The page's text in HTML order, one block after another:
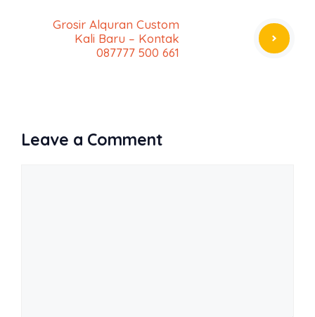
Grosir Alquran Custom
Kali Baru – Kontak
087777 500 661
Leave a Comment